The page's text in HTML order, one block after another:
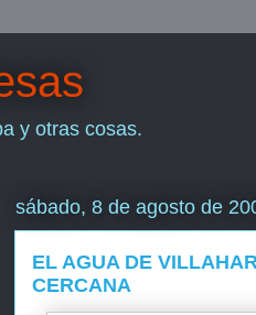
y otras cosas.
sábado, 8 de agosto de
EL AGUA DE
CERCANA